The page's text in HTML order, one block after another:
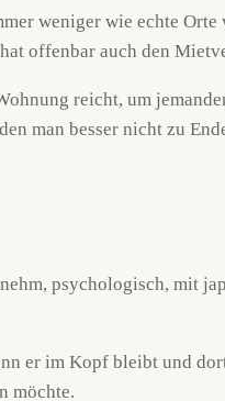
weniger wie echte
offenbar auch den
reicht, um
man besser nicht zu
psychologisch, mit
er im Kopf bleibt und
möchte.